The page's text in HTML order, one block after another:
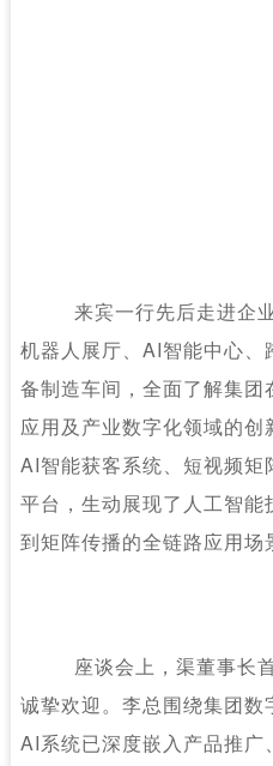
来宾一行先后走进企
机器人展厅、 AI智能中心、
备制造车间，全面了解集
应用及产业数字化领域的
AI智能获客系统、短视频
平台，生动展现了人工智
到矩阵传播的全链路应用场
座谈会上，渠董事长
诚挚欢迎。李总围绕集团数
AI系统已深度嵌入产品推